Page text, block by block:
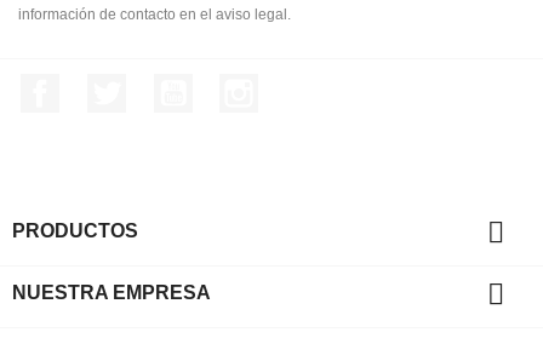
información de contacto en el aviso legal.
PRODUCTOS 
NUESTRA EMPRESA 